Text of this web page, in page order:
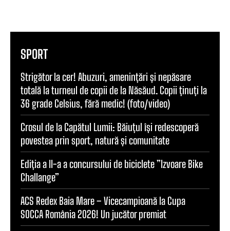
SPORT
Strigător la cer! Abuzuri, amenințări și nepăsare
totală la turneul de copii de la Năsăud. Copii ținuți la
36 grade Celsius, fără medic! (foto/video)
Crosul de la Capătul Lumii: Băiuțul își redescoperă
povestea prin sport, natură și comunitate
Ediția a II-a a concursului de biciclete ”Izvoare Bike
Challange”
ACS Redex Baia Mare – Vicecampioană la Cupa
SOCCA România 2026! Un jucător premiat